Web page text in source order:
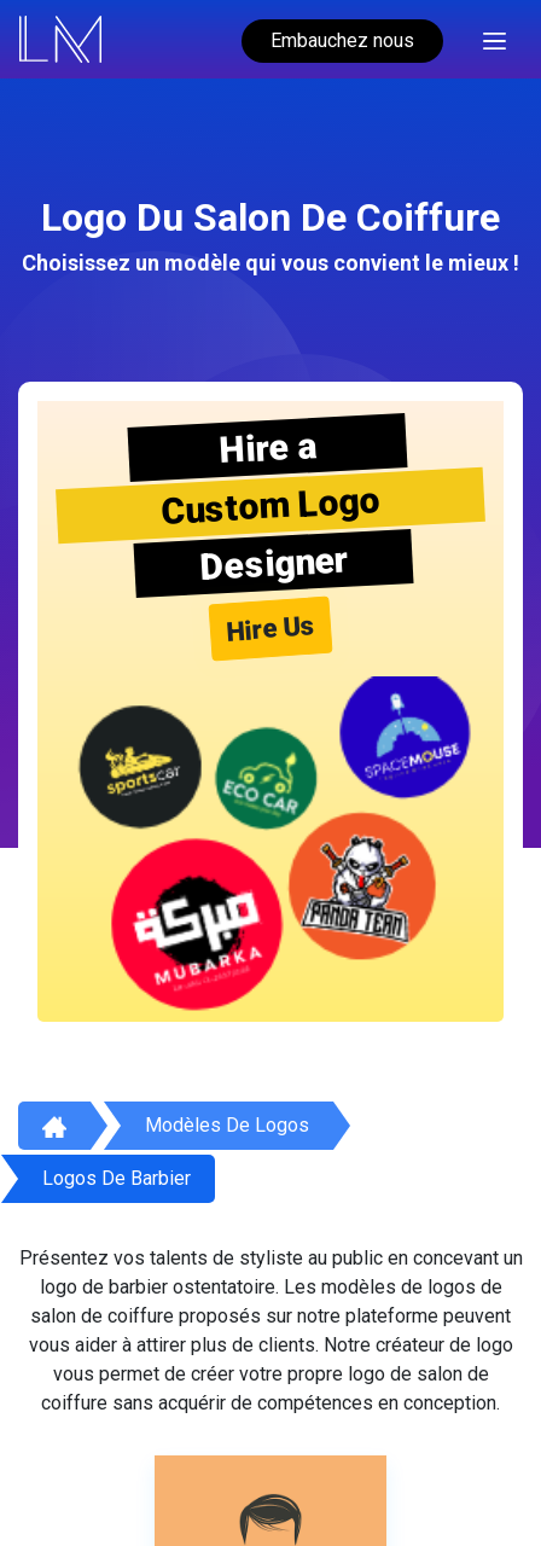
Embauchez nous
Logo Du Salon De Coiffure
Choisissez un modèle qui vous convient le mieux !
Hire a
Custom Logo
Designer
Hire Us
Modèles De Logos
Logos De Barbier
Présentez vos talents de styliste au public en concevant un
logo de barbier ostentatoire. Les modèles de logos de
salon de coiffure proposés sur notre plateforme peuvent
vous aider à attirer plus de clients. Notre créateur de logo
vous permet de créer votre propre logo de salon de
coiffure sans acquérir de compétences en conception.